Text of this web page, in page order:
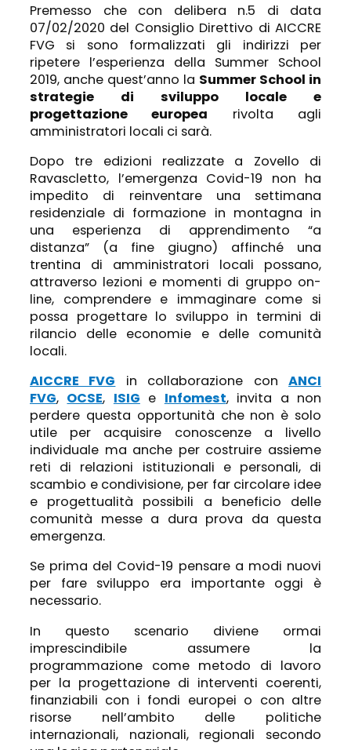
Premesso che con delibera n.5 di data
07/02/2020 del Consiglio Direttivo di AICCRE
FVG si sono formalizzati gli indirizzi per
ripetere l’esperienza della Summer School
2019, anche quest’anno la Summer School in
strategie di sviluppo locale e
progettazione europea rivolta agli
amministratori locali ci sarà.
Dopo tre edizioni realizzate a Zovello di
Ravascletto, l’emergenza Covid-19 non ha
impedito di reinventare una settimana
residenziale di formazione in montagna in
una esperienza di apprendimento “a
distanza” (a fine giugno) affinché una
trentina di amministratori locali possano,
attraverso lezioni e momenti di gruppo on-
line, comprendere e immaginare come si
possa progettare lo sviluppo in termini di
rilancio delle economie e delle comunità
locali.
AICCRE FVG in collaborazione conANCI
FVG, OCSE, ISIG e Infomest, invita a non
perdere questa opportunità che non è solo
utile per acquisire conoscenze a livello
individuale ma anche per costruire assieme
reti di relazioni istituzionali e personali, di
scambio e condivisione, per far circolare idee
e progettualità possibili a beneficio delle
comunità messe a dura prova da questa
emergenza.
Se prima del Covid-19 pensare a modi nuovi
per fare sviluppo era importante oggi è
necessario.
In questo scenario diviene ormai
imprescindibile assumere la
programmazione come metodo di lavoro
per la progettazione di interventi coerenti,
finanziabili con i fondi europei o con altre
risorse nell’ambito delle politiche
internazionali, nazionali, regionali secondo